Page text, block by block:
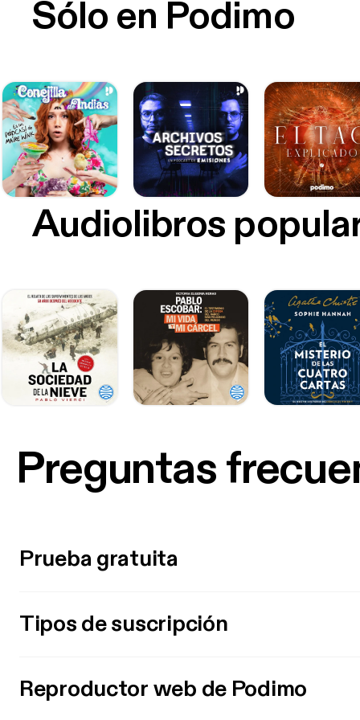
Sólo en Podimo
Audiolibros
Preguntas
Prueba gratuita
Tipos de suscripción
Reproductor web de Podimo